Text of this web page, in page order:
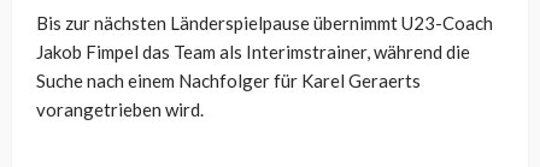
Bis zur nächsten Länderspielpause übernimmt U23-Coach
Jakob Fimpel das Team als Interimstrainer, während die
Suche nach einem Nachfolger für Karel Geraerts
vorangetrieben wird.